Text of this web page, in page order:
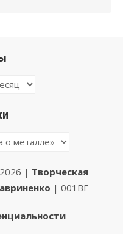
| Творческая
| 001BE